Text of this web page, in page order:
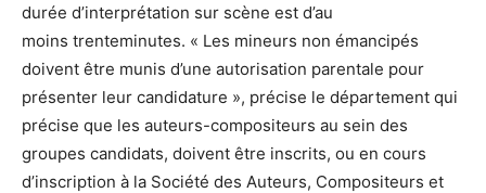
durée d’interprétation sur scène est d’au
moins trenteminutes. « Les mineurs non émancipés
doivent être munis d’une autorisation parentale pour
présenter leur candidature », précise le département qui
précise que les auteurs-compositeurs au sein des
groupes candidats, doivent être inscrits, ou en cours
d’inscription à la Société des Auteurs, Compositeurs et